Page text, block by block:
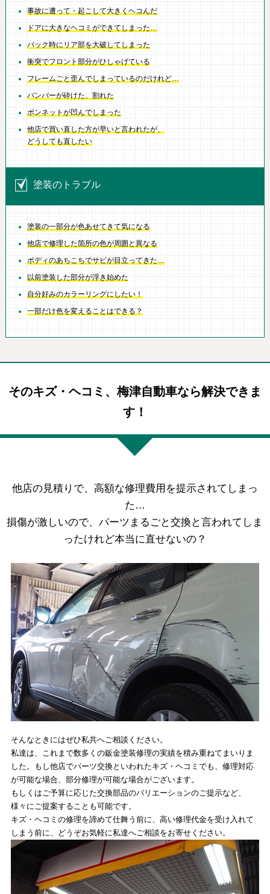
事故に遭って・起こして大きくヘコんだ
ドアに大きなヘコミができてしまった…
バック時にリア部を大破してしまった
衝突でフロント部分がひしゃげている
フレームごと歪んでしまっているのだけれど…
バンパーが砕けた、割れた
ボンネットが凹んでしまった
他店で買い直した方が早いと言われたが、
どうしても直したい
塗装のトラブル
塗装の一部分が色あせてきて気になる
他店で修理した箇所の色が周囲と異なる
ボディのあちこちでサビが目立ってきた…
以前塗装した部分が浮き始めた
自分好みのカラーリングにしたい！
一部だけ色を変えることはできる？
そのキズ・ヘコミ、梅津自動車なら解決できま
す！
他店の見積りで、高額な修理費用を提示されてしまっ
た…
損傷が激しいので、パーツまるごと交換と言われてしま
ったけれど本当に直せないの？
そんなときにはぜひ私共へご相談ください。
私達は、これまで数多くの鈑金塗装修理の実績を積み重ねてまいりま
した。もし他店でパーツ交換といわれたキズ・ヘコミでも、修理対応
が可能な場合、部分修理が可能な場合がございます。
もしくはご予算に応じた交換部品のバリエーションのご提示など、
様々にご提案することも可能です。
キズ・ヘコミの修理を諦めて仕舞う前に、高い修理代金を受け入れて
しまう前に、どうぞお気軽に私達へご相談をお寄せください。